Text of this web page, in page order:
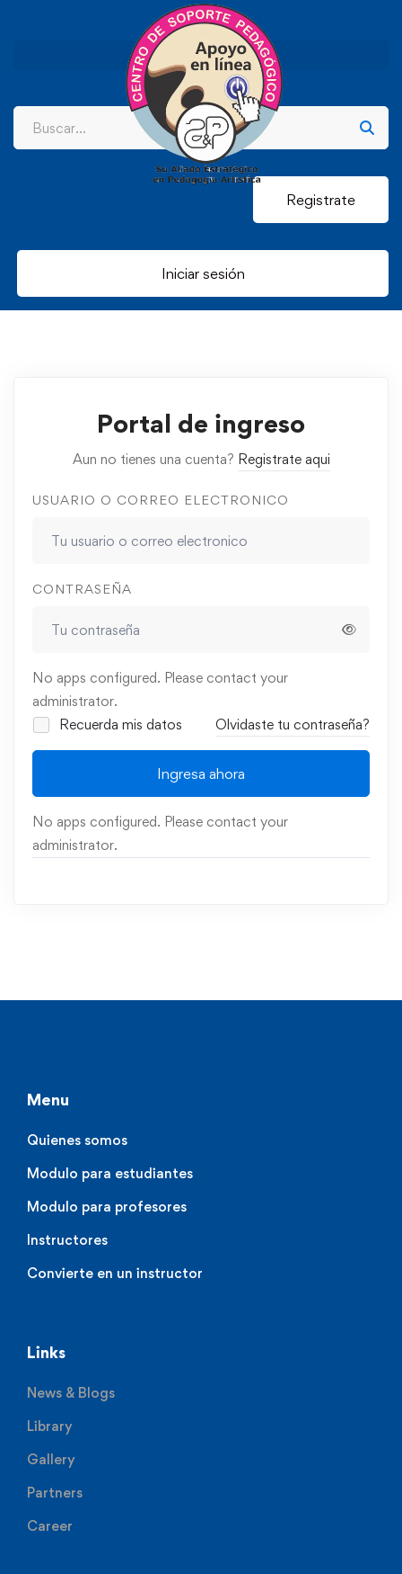
Registrate
Iniciar sesión
Portal de ingreso
Aun no tienes una cuenta? Registrate aqui
USUARIO O CORREO ELECTRONICO
CONTRASEÑA
No apps configured. Please contact your
administrator.
Recuerda mis datos
Olvidaste tu contraseña?
Ingresa ahora
No apps configured. Please contact your
administrator.
Menu
Quienes somos
Modulo para estudiantes
Modulo para profesores
Instructores
Convierte en un instructor
Links
News & Blogs
Library
Gallery
Partners
Career